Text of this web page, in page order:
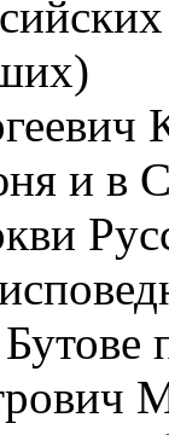
и в